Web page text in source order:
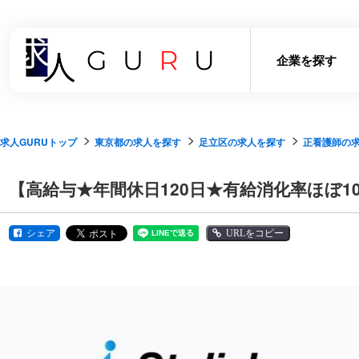
企業を探す
求人GURUトップ 東京都の求人を探す 足立区の求人を探す 正看護師の
【高給与★年間休日120日★有給消化率ほ
シェア URLをコピー